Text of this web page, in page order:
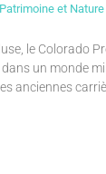
et Nature
le Colorado
un monde
anciennes